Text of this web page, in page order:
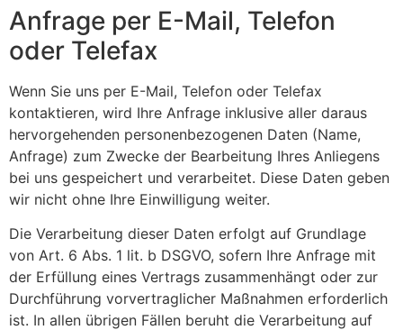
Anfrage per E-Mail, Telefon
oder Telefax
Wenn Sie uns per E-Mail, Telefon oder Telefax
kontaktieren, wird Ihre Anfrage inklusive aller daraus
hervorgehenden personenbezogenen Daten (Name,
Anfrage) zum Zwecke der Bearbeitung Ihres Anliegens
bei uns gespeichert und verarbeitet. Diese Daten geben
wir nicht ohne Ihre Einwilligung weiter.
Die Verarbeitung dieser Daten erfolgt auf Grundlage
von Art. 6 Abs. 1 lit. b DSGVO, sofern Ihre Anfrage mit
der Erfüllung eines Vertrags zusammenhängt oder zur
Durchführung vorvertraglicher Maßnahmen erforderlich
ist. In allen übrigen Fällen beruht die Verarbeitung auf